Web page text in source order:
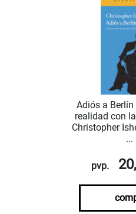
Adiós a
realidad con
Christopher
...
pvp.